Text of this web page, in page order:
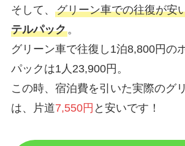
そして、 グリーン車での往復が安
テルパック。
グリーン車で往復し1泊8,800円の
パックは1人23,900円。
この時、宿泊費を引いた実際のグ
は、片道7,550円 と安いです！